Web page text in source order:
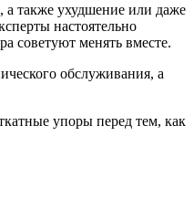
а также ухудшение или даже
настоятельно
советуют менять вместе.
обслуживания, а
упоры перед тем, как